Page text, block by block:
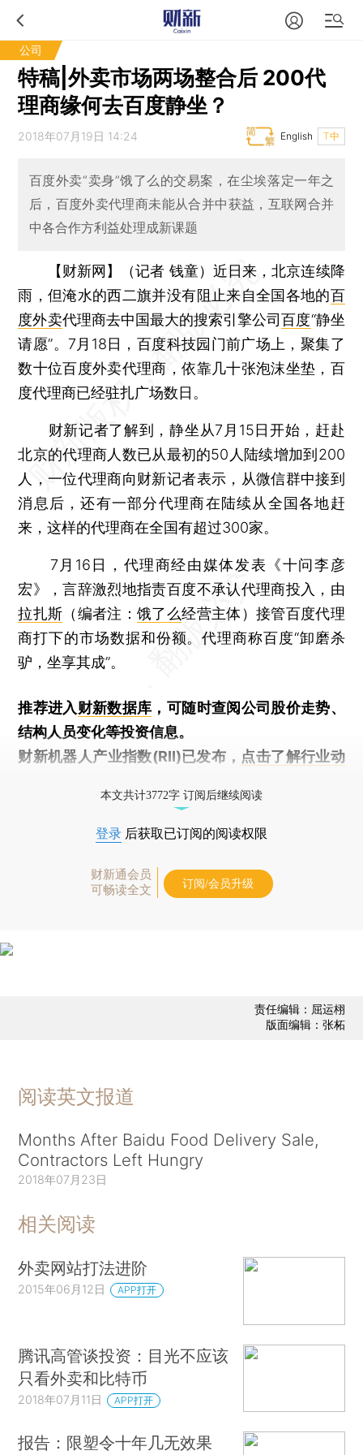
公司
特稿|外卖市场两场整合后 200代
理商缘何去百度静坐？
2018年07月19日 14:24 T中
English
百度外卖“卖身”饿了么的交易案，在尘埃落定一年之
后，百度外卖代理商未能从合并中获益，互联网合并
中各合作方利益处理成新课题
【财新网】（记者 钱童） 近日来，北京连续降
雨，但淹水的西二旗并没有阻止来自全国各地的百
度外卖代理商去中国最大的搜索引擎公司百度“静坐
请愿”。7月18日，百度科技园门前广场上，聚集了
数十位百度外卖代理商，依靠几十张泡沫坐垫，百
度代理商已经驻扎广场数日。
财新记者了解到，静坐从7月15日开始，赶赴
北京的代理商人数已从最初的50人陆续增加到200
人，一位代理商向财新记者表示，从微信群中接到
消息后，还有一部分代理商在陆续从全国各地赶
来，这样的代理商在全国有超过300家。
7月16日，代理商经由媒体发表《十问李彦
宏》，言辞激烈地指责百度不承认代理商投入，由
拉扎斯 （编者注：饿了么经营主体）接管百度代理
商打下的市场数据和份额。代理商称百度“卸磨杀
驴，坐享其成”。
推荐进入财新数据库 ，可随时查阅公司股价走势、
结构人员变化等投资信息。
财新机器人产业指数(RII)已发布， 点击了解行业动
本文共计3772字 订阅后继续阅读
登录 后获取已订阅的阅读权限
财新通会员
可畅读全文
订阅/会员升级
责任编辑：屈运栩
版面编辑：张柘
阅读英文报道
Months After Baidu Food Delivery Sale,
Contractors Left Hungry
2018年07月23日
相关阅读
外卖网站打法进阶
2015年06月12日 APP打开
腾讯高管谈投资：目光不应该
只看外卖和比特币
2018年07月11日 APP打开
报告：限塑令十年几无效果